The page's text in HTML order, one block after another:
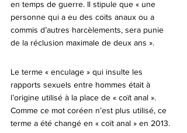
en temps de guerre. Il stipule que « une
personne qui a eu des coïts anaux ou a
commis d’autres harcèlements, sera punie
de la réclusion maximale de deux ans ».
Le terme « enculage » qui insulte les
rapports sexuels entre hommes était à
l’origine utilisé à la place de « coït anal ».
Comme ce mot coréen n’est plus utilisé, ce
terme a été changé en « coït anal » en 2013.